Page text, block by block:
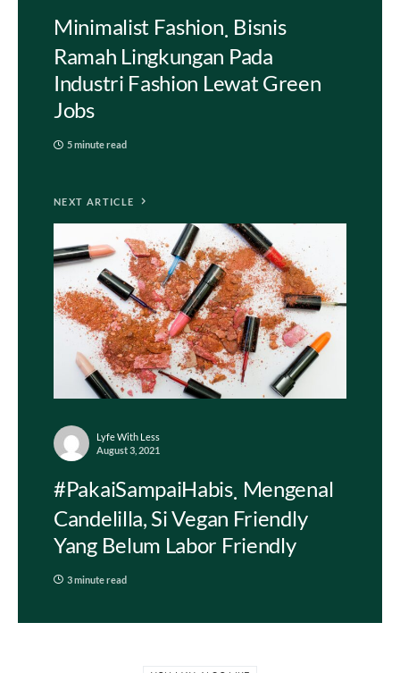
Minimalist Fashion Bisnis
Ramah Lingkungan Pada
Industri Fashion Lewat Green
Jobs
5 minute read
NEXT ARTICLE
Lyfe With Less
August 3, 2021
#PakaiSampaiHabis Mengenal
Candelilla, Si Vegan Friendly
Yang Belum Labor Friendly
3 minute read